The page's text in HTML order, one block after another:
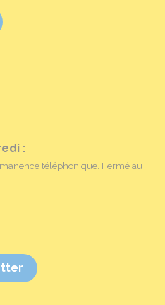
:
téléphonique. Fermé au